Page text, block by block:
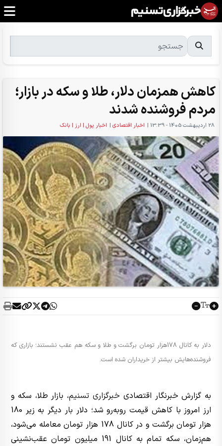
کاهش همزمان دلار، طلا و سکه در بازار؛
مردم فروشنده شدند
28 ارديبهشت 1405 - 13:39 | اخبار اقتصادی | اخبار پول | ارز | بانک
دلار به کانال 178هزار تومان برگشت و طلا و سکه هم عقب نشستند؛ بازاری که
فروشنده‌هایش بیشتر از خریداران شده است.
به گزارش خبرنگار اقتصادی خبرگزاری تسنیم، بازار طلا، سکه و
ارز امروز با کاهش قیمت روبه‌رو شد؛ دلار بار دیگر به زیر 180
هزار تومان برگشت و در کانال 178 هزار تومان معامله می‌شود،
هم‌زمان، سکه تمام به کانال 191 میلیون تومان عقب‌نشینی